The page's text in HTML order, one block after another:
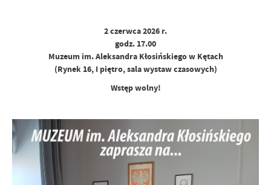
2 czerwca 2026 r.
godz. 17.00
Muzeum im. Aleksandra Kłosińskiego w Kętach
(Rynek 16, I piętro, sala wystaw czasowych)
Wstęp wolny!